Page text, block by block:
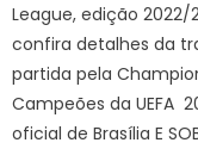
League, edição 2022/
confira detalhes da
partida pela
Campeões da UEFA
oficial de Brasília E